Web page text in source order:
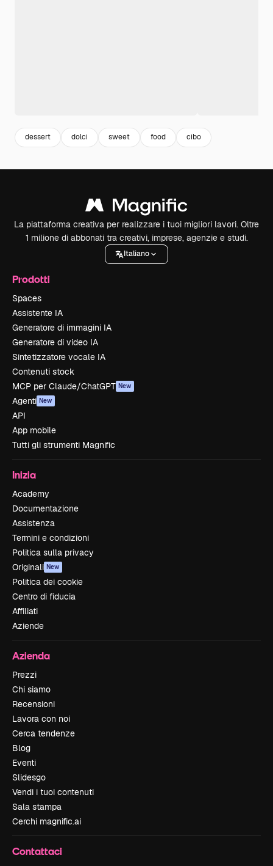
dessert dolci sweet food cibo
La piattaforma creativa per realizzare i tuoi migliori lavori. Oltre
1 milione di abbonati tra creativi, imprese, agenzie e studi.
Italiano
Prodotti
Spaces
Assistente IA
Generatore di immagini IA
Generatore di video IA
Sintetizzatore vocale IA
Contenuti stock
MCP per Claude/ChatGPT New
Agenti New
API
App mobile
Tutti gli strumenti Magnific
Inizia
Academy
Documentazione
Assistenza
Termini e condizioni
Politica sulla privacy
Originali New
Politica dei cookie
Centro di fiducia
Affiliati
Aziende
Azienda
Prezzi
Chi siamo
Recensioni
Lavora con noi
Cerca tendenze
Blog
Eventi
Slidesgo
Vendi i tuoi contenuti
Sala stampa
Cerchi magnific.ai
Contattaci